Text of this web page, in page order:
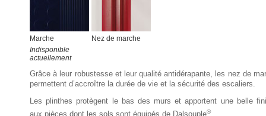
Marche
Indisponible
actuellement
Nez de marche
Grâce à leur robustesse et leur qualité antidérapante, les nez de
permettent d’accroître la durée de vie et la sécurité des escaliers.
Les plinthes protègent le bas des murs et apportent une belle
aux pièces dont les sols sont équipés de Dalsouple®.